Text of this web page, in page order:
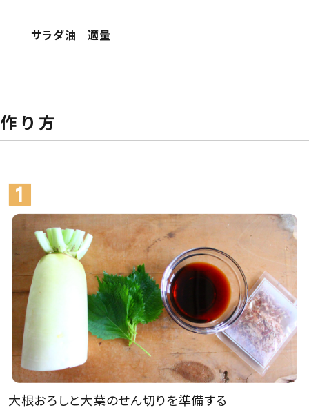
サラダ油 適量
作 り 方
大根おろしと大葉のせん切りを準備する